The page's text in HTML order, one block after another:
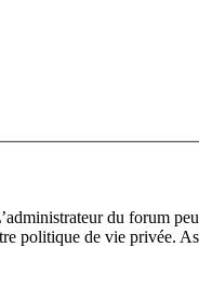
du forum
politique de vie privée.